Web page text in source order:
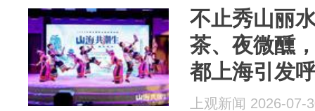
不止秀山丽
茶、夜微醺
都上海引发
上观新闻 2026-07-